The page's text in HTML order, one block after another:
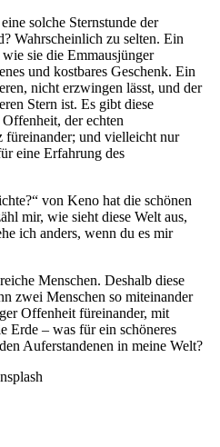
solche Sternstunde der
Wahrscheinlich zu selten. Ein
sie die Emmausjünger
und kostbares Geschenk. Ein
nicht erzwingen lässt, und der
Stern ist. Es gibt diese
der echten
füreinander; und vielleicht nur
eine Erfahrung des
von Keno hat die schönen
mir, wie sieht diese Welt aus,
ich anders, wenn du es mir
Menschen. Deshalb diese
zwei Menschen so miteinander
Offenheit füreinander, mit
Erde – was für ein schöneres
Auferstandenen in meine Welt?